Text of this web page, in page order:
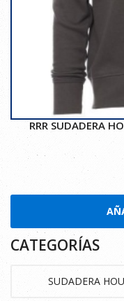
RRR SUDADERA
CATEGORÍAS